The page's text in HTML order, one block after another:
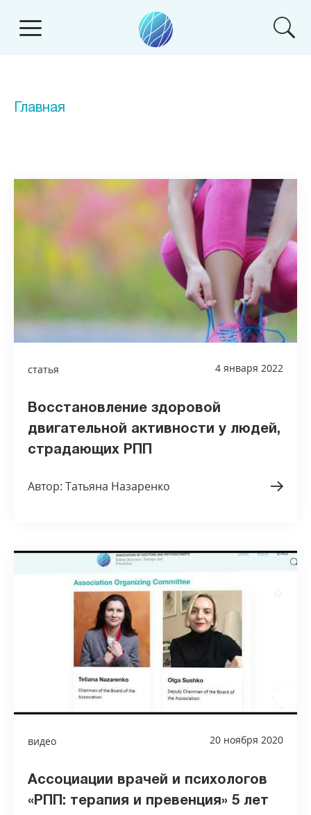
Главная
статья 4 января 2022
Восстановление здоровой
двигательной активности у людей,
страдающих РПП
Автор: Татьяна Назаренко
видео 20 ноября 2020
Ассоциации врачей и психологов
«РПП: терапия и превенция» 5 лет